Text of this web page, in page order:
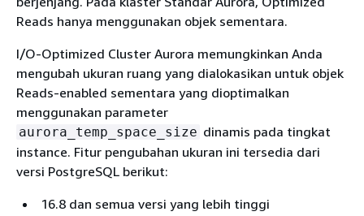
Reads hanya menggunakan objek sementara.
I/O-Optimized Cluster Aurora memungkinkan Anda
mengubah ukuran ruang yang dialokasikan untuk objek
Reads-enabled sementara yang dioptimalkan
menggunakan parameter
aurora_temp_space_size dinamis pada tingkat
instance. Fitur pengubahan ukuran ini tersedia dari
versi PostgreSQL berikut:
16.8 dan semua versi yang lebih tinggi